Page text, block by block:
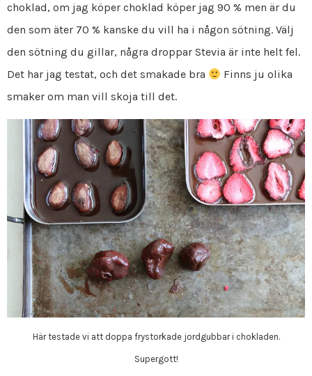
choklad, om jag köper choklad köper jag 90 % men är du
den som äter 70 % kanske du vill ha i någon sötning. Välj
den sötning du gillar, några droppar Stevia är inte helt fel.
Det har jag testat, och det smakade bra
Finns ju olika
smaker om man vill skoja till det.
Här testade vi att doppa frystorkade jordgubbar i chokladen.
Supergott!